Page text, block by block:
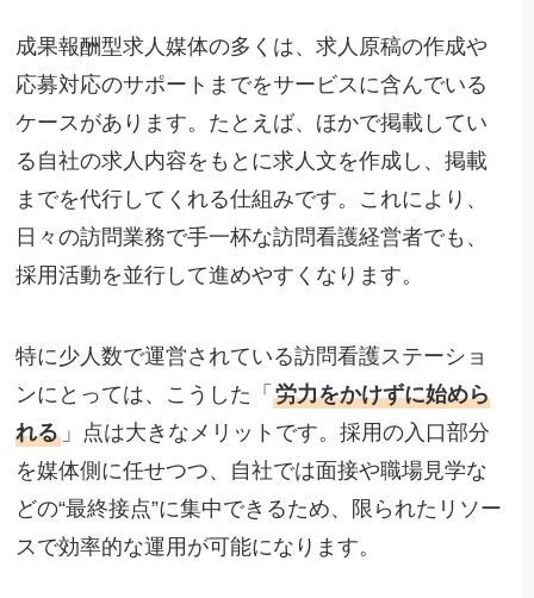
成果報酬型求人媒体の多くは、求人原稿の作成や
応募対応のサポートまでをサービスに含んでいる
ケースがあります。たとえば、ほかで掲載してい
る自社の求人内容をもとに求人文を作成し、掲載
までを代行してくれる仕組みです。これにより、
日々の訪問業務で手一杯な訪問看護経営者でも、
採用活動を並行して進めやすくなります。
特に少人数で運営されている訪問看護ステーショ
ンにとっては、こうした「労力をかけずに始めら
れる 」点は大きなメリットです。採用の入口部分
を媒体側に任せつつ、自社では面接や職場見学な
どの“最終接点”に集中できるため、限られたリソー
スで効率的な運用が可能になります。